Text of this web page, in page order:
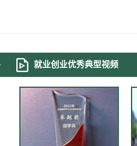
就业创业优秀典型视频